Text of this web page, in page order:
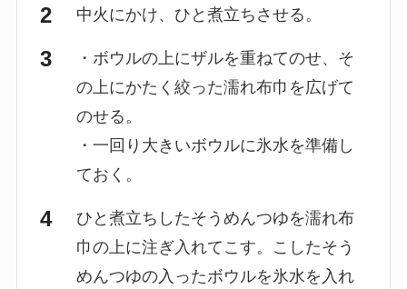
中火にかけ、ひと煮立ちさせる。
・ボウルの上にザルを重ねてのせ、そ
の上にかたく絞った濡れ布巾を広げて
のせる。
・一回り大きいボウルに氷水を準備し
ておく。
ひと煮立ちしたそうめんつゆを濡れ布
巾の上に注ぎ入れてこす。こしたそう
めんつゆの入ったボウルを氷水を入れ